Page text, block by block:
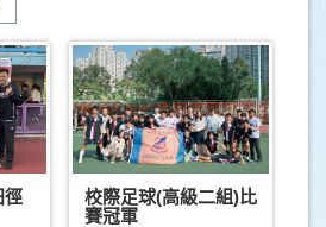
徑
校際足球(高級二組)比
賽冠軍